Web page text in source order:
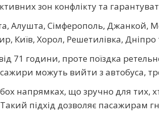
зон конфлікту та
Алушта, Сімферополь, Джанкой,
Київ, Хорол, Решетилівка, Дніпро
71 години, проте поїздка
можуть вийти з автобуса,
напрямках, що зручно для тих,
підхід дозволяє пасажирам